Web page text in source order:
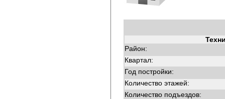
Район:
Квартал:
Год постройки:
Количество этажей:
Количество подъездов: